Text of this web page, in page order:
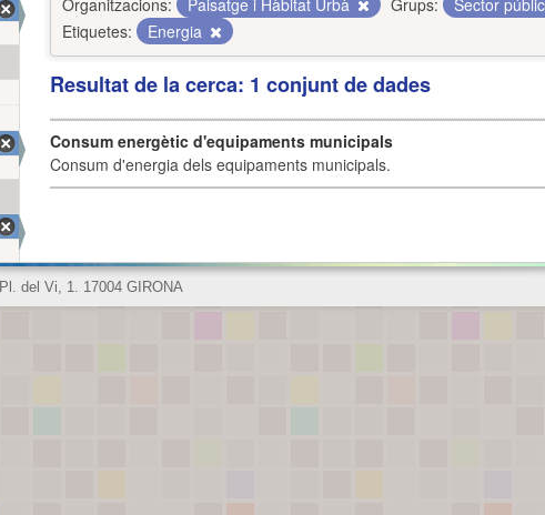
Organitzacions:
Paisatge i Hàbitat Urbà Grups:
Sector
Etiquetes:
Energia
Resultat de la cerca: 1 conjunt de dades
Consum energètic d'equipaments municipals
Consum d'energia dels equipaments municipals.
Pl. del Vi, 1. 17004 GIRONA